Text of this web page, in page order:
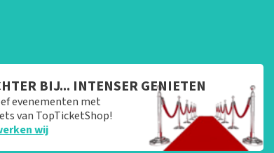
BIJ... INTENSER GENIETEN
evenementen met
van TopTicketShop!
wij